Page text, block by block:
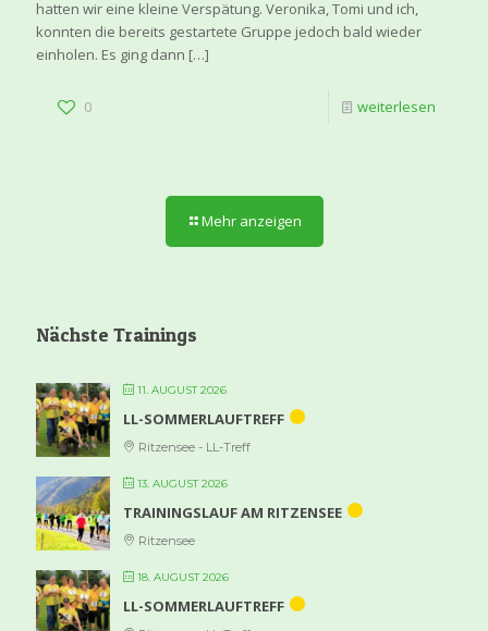
hatten wir eine kleine Verspätung. Veronika, Tomi und ich,
konnten die bereits gestartete Gruppe jedoch bald wieder
einholen. Es ging dann […]
0 weiterlesen
Mehr anzeigen
Nächste Trainings
11. AUGUST 2026
LL-SOMMERLAUFTREFF
Ritzensee - LL-Treff
13. AUGUST 2026
TRAININGSLAUF AM RITZENSEE
Ritzensee
18. AUGUST 2026
LL-SOMMERLAUFTREFF